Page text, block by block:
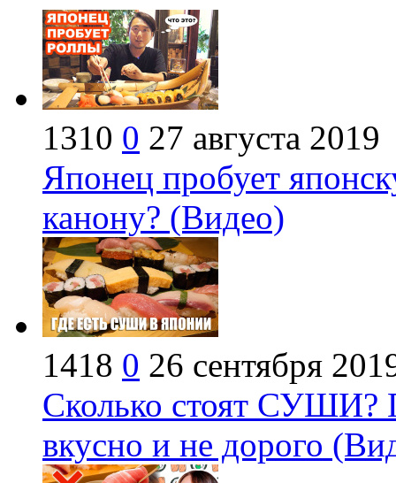
1310 0 27 августа 2019
Японец пробует
канону? (Видео)
1418 0 26 сентября
Сколько стоят СУШИ?
вкусно и не дорого